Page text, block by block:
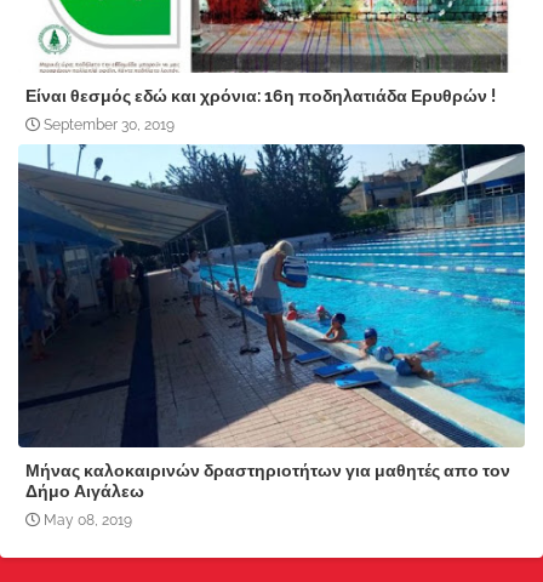
Είναι θεσμός εδώ και χρόνια: 16η ποδηλατιάδα Ερυθρών !
September 30, 2019
Μήνας καλοκαιρινών δραστηριοτήτων για μαθητές απο τον
Δήμο Αιγάλεω
May 08, 2019